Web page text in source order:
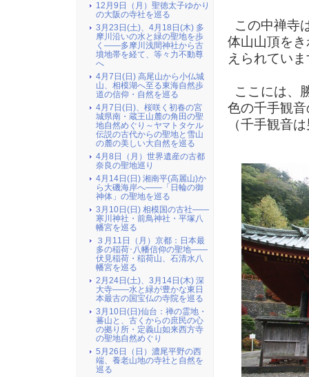
この中禅寺
体山山頂を
えられてい
ここには、
色の千手観
（千手観音
12月9日（月）聖徳太子ゆかり
の大阪の寺社を巡る
3月23日(土)、4月18日(木) 多
摩川沿いの水と緑の聖地を歩
く――多摩川浅間神社から古
墳地帯を経て、等々力不動尊
へ
4月7日(日) 高尾山から小仏城
山、相模湖へ至る東海自然歩
道の信仰・自然を巡る
4月7日(日)、桜咲く初春の宮
城県南・蔵王山麓の角田の聖
地自然めぐり～ヤマトタケル
伝説の古代からの聖地と雪山
の麓の美しい大自然を巡る
4月8日（月）世界遺産の古都
奈良の聖地巡り
4月14日(日) 湘南平(高麗山)か
ら大磯海岸へ――「日輪の御
神体」の聖地を巡る
3月10日(日) 相模国の古社――
寒川神社・前鳥神社・平塚八
幡宮を巡る
３月11日（月）京都：日本最
多の稲荷･八幡信仰の聖地――
伏見稲荷・稲荷山、石清水八
幡宮を巡る
2月24日(土)、3月14日(木) 深
大寺――水と緑が豊かな東日
本最古の国宝仏の寺院を巡る
3月10日(日)仙台：禅の霊地・
蕃山と、古くからの庶民の心
の拠り所・定義山如来西方寺
の聖地自然めぐり
5月26日（日）濃尾平野の西
端、養老山地の寺社と自然を
巡る